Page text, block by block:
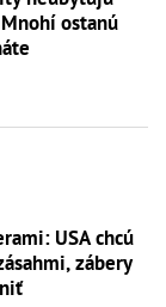
ostanú
USA chcú
zábery